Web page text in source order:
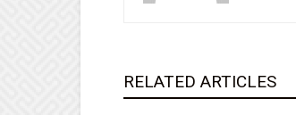
RELATED ARTICLES